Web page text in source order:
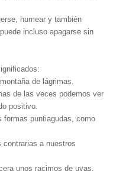
humear y también
incluso apagarse sin
de lágrimas.
de las veces podemos ver
positivo.
formas puntiagudas, como
a nuestros
unos racimos de uvas.